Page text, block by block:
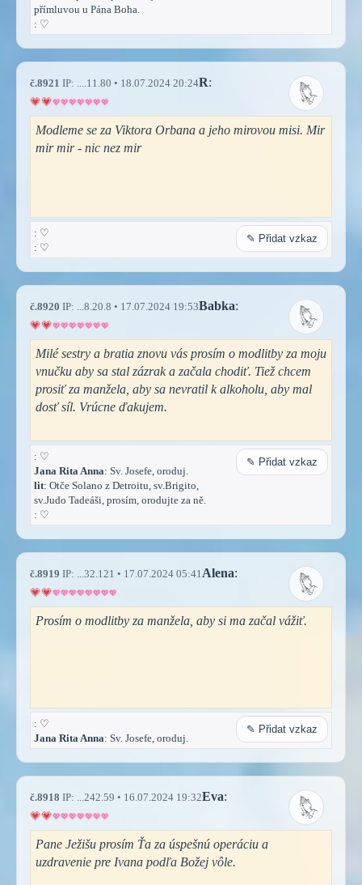
přímluvou u Pána Boha.
: ♡
č.8921 IP: ....11.80 • 18.07.2024 20:24R:
Modleme se za Viktora Orbana a jeho mirovou misi. Mir
mir mir - nic nez mir
: ♡
: ♡
✎ Přidat vzkaz
č.8920 IP: ...8.20.8 • 17.07.2024 19:53Babka:
Milé sestry a bratia znovu vás prosím o modlitby za moju
vnučku aby sa stal zázrak a začala chodiť. Tiež chcem
prosiť za manžela, aby sa nevratil k alkoholu, aby mal
dosť síl. Vrúcne ďakujem.
: ♡
Jana Rita Anna: Sv. Josefe, oroduj.
lit: Otče Solano z Detroitu, sv.Brigito,
sv.Judo Tadeáši, prosím, orodujte za ně.
: ♡
✎ Přidat vzkaz
č.8919 IP: ...32.121 • 17.07.2024 05:41 Alena:
Prosím o modlitby za manžela, aby si ma začal vážiť.
: ♡
Jana Rita Anna: Sv. Josefe, oroduj.
✎ Přidat vzkaz
č.8918 IP: ...242.59 • 16.07.2024 19:32Eva:
Pane Ježišu prosím Ťa za úspešnú operáciu a
uzdravenie pre Ivana podľa Božej vôle.